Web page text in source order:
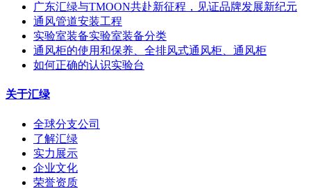
广东汇绿与TMOON共赴新征程，见证品牌发展新纪元
通风管道安装工程
实验室装备实验室装备分类
通风柜的使用和保养、全排风式通风柜、通风柜
如何正确的认识实验台
关于汇绿
全球分支公司
了解汇绿
实力展示
企业文化
荣誉资质